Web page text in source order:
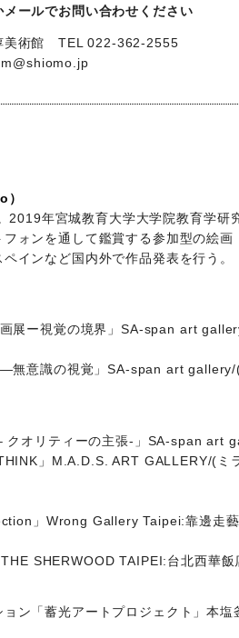
ールでお問い合わせください
術館 TEL 022-362-2555
2019年宮城教育大学大学院教育学研
ォンを通して鑑賞する参加型の絵
インなど国内外で作品発表を行う。
展ー視覚の境界」SA-span art
―無意識の視覚」SA-span art gallery/
クオリティーの主張-」SA-span art
」M.A.D.S. ART GALLERY/(ミ
」Wrong Gallery Taipei:靠邊走
SHERWOOD TAIPEI:台北西華
ン「蓄光アートプロジェクト」本塩